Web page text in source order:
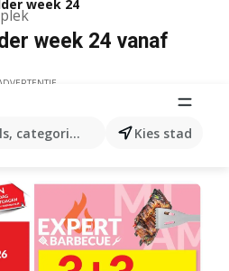
categorieën, producten...
Kies stad
week 24
week 24 vanaf